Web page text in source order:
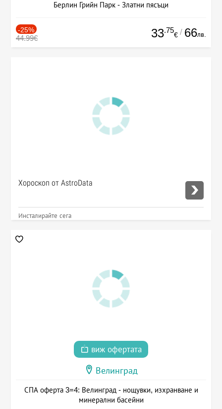
Берлин Грийн Парк - Златни пясъци
-25%
44.99€ 33.75
€ / 66лв.
Хороскоп от AstroData
Инсталирайте сега
виж офертата
Велинград
СПА оферта 3=4: Велинград - нощувки, изхранване и
минерални басейни